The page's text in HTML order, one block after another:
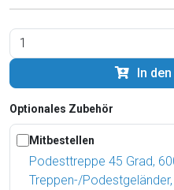
In
Optionales Zubehör
Mitbestellen
Podesttreppe 45 Grad,
Treppen-/